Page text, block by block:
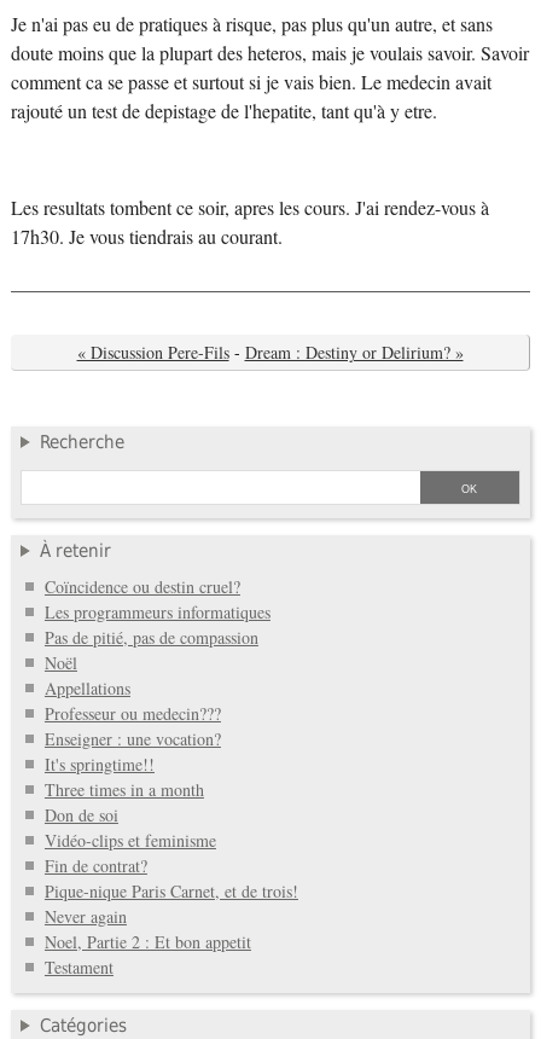
Je n'ai pas eu de pratiques à risque, pas plus qu'un autre, et sans
doute moins que la plupart des heteros, mais je voulais savoir. Savoir
comment ca se passe et surtout si je vais bien. Le medecin avait
rajouté un test de depistage de l'hepatite, tant qu'à y etre.
Les resultats tombent ce soir, apres les cours. J'ai rendez-vous à
17h30. Je vous tiendrais au courant.
« Discussion Pere-Fils - Dream : Destiny or Delirium? »
Recherche
À retenir
Coïncidence ou destin cruel?
Les programmeurs informatiques
Pas de pitié, pas de compassion
Noël
Appellations
Professeur ou medecin???
Enseigner : une vocation?
It's springtime!!
Three times in a month
Don de soi
Vidéo-clips et feminisme
Fin de contrat?
Pique-nique Paris Carnet, et de trois!
Never again
Noel, Partie 2 : Et bon appetit
Testament
Catégories